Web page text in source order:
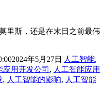
里斯，还是在末日之前最伟
2024年5月27日 | 人工智能,
应用开发公司 , 人工智能应用
, 人工智能的影响, 人工智能